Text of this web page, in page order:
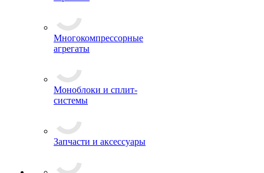
Многокомпрессорные
агрегаты
Моноблоки и сплит-
системы
Запчасти и аксессуары